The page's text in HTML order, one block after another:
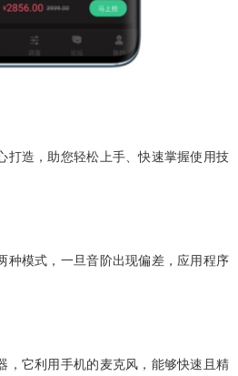
打造，助您轻松上手、快速掌握使用技
种模式，一旦音阶出现偏差，应用程序
，它利用手机的麦克风，能够快速且精